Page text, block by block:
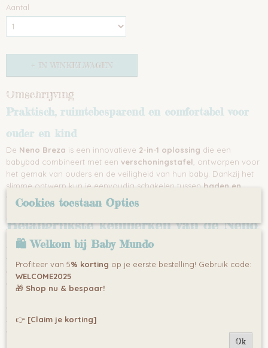
Aantal
IN WINKELWAGEN
Omschrijving
Praktisch, ruimtebesparend en comfortabel voor
ouder en kind
De Neno Breza is een innovatieve 2-in-1 oplossing die een
babybad combineert met een verschoningstafel , ontworpen voor
het gemak van ouders en de veiligheid van hun baby. Dankzij het
slimme ontwerp kun je eenvoudig schakelen tussen baden en
verschonen
, waardoor je tijd en ruimte
Belangrijkste kenmerken van de Neno
Breza babybad met verschoontafel
?
Geschikt voor kinderen tot 15 kg
?
4 zwenkwielen met vergrendeling
?
weglopen
?
– Altijd verzorgingsproducten
Cookies toestaan Opties
🛍 Welkom bij Baby Mundo
Profiteer van 5% korting op je eerste bestelling! Gebruik code:
WELCOME2025
🎁 Shop nu & bespaar!
👉 [Claim je korting]
Ok